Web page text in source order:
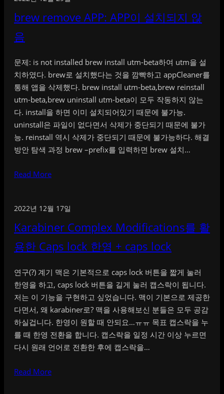
brew remove APP: APP이 설치되지 않
음
문제: is not installed brew install utm-beta하여 utm을 설
치하였다. brew로 설치했다는 것을 깜빡하고 appCleaner를
통해 앱을 삭제했다. brew install utm-beta,brew reinstall
utm-beta,brew uninstall utm-beta이 모두 작동하지 않는
다. install을 하면 이미 설치되어있기 때문에 불가능.
uninstall은 파일이 없다면서 삭제가 중단되기 때문에 불가
능. reinstall 역시 삭제가 중단되기 때문에 불가능하다. 해결
방안 탐색 과정 brew –prefix를 입력하면 brew 설치…
Read More
2022년 12월 17일
Karabiner Complex Modifications를 활
용한 Caps lock 한영 + caps lock
연구(?) 계기 맥은 기본적으로 caps lock 버튼을 짧게 눌러
한영을 하고, caps lock 버튼을 길게 눌러 캡스락이 됩니다.
저는 이 기능을 구현하고 싶었습니다. 맥이 기본으로 제공한
다면서, 왜 karabiner로? 맥을 사용해보신 분들은 모두 공감
하실겁니다. 한영이 원할 때 안되요…ㅠㅠ 목표 캡스락을 누
를 때 한영 전환을 합니다. 캡스락을 일정 시간 이상 누르면
다시 원래 언어로 전환한 후에 캡스락을…
Read More